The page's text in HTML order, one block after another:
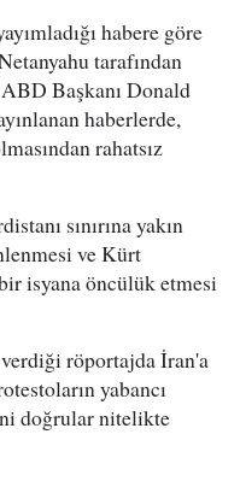
habere göre
tarafından
Başkanı Donald
haberlerde,
rahatsız
sınırına yakın
ve Kürt
isyana öncülük etmesi
röportajda İran'a
yabancı
doğrular nitelikte